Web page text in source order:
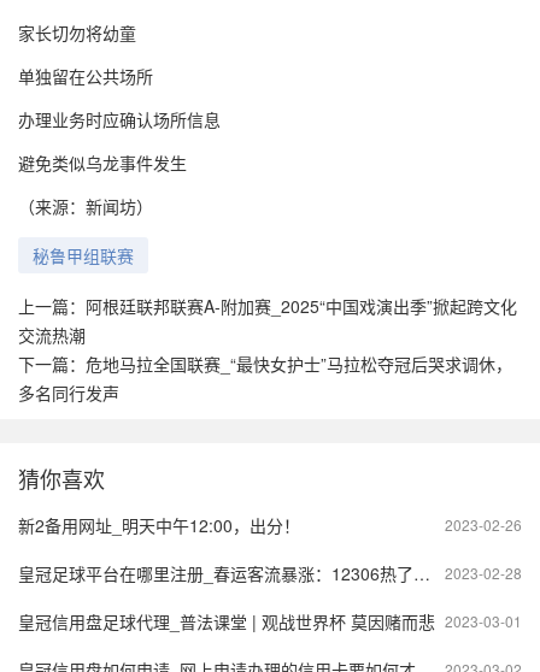
家长切勿将幼童
单独留在公共场所
办理业务时应确认场所信息
避免类似乌龙事件发生
（来源：新闻坊）
秘鲁甲组联赛
上一篇： 阿根廷联邦联赛A-附加赛_2025“中国戏演出季”掀起跨文化
交流热潮
下一篇： 危地马拉全国联赛_“最快女护士”马拉松夺冠后哭求调休，
多名同行发声
猜你喜欢
2023-02-26
新2备用网址_明天中午12:00，出分！
2023-02-28
皇冠足球平台在哪里注册_春运客流暴涨：12306热了，这些品牌火了
2023-03-01
皇冠信用盘足球代理_普法课堂 | 观战世界杯 莫因赌而悲